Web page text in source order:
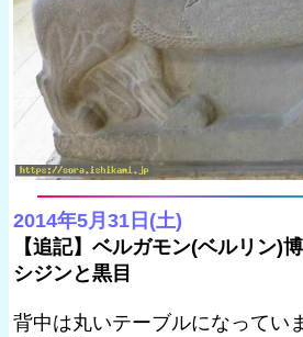
2014年5月31日(土)
【追記】ベルガモン(ベルリン)
シジンと黒目
背中は丸いテーブルになってい